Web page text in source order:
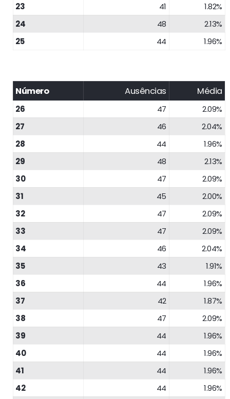
23
41
1.82%
24
48
2.13%
25
44 1.96%
Número Ausências Média
26 47
2.09%
27
46
2.04%
28
44
1.96%
29
48
2.13%
30
47
2.09%
31
45
2.00%
32
47
2.09%
33
47
2.09%
34
46
2.04%
35
43
1.91%
36
44
1.96%
37
42
1.87%
38
47
2.09%
39
44
1.96%
40
44
1.96%
41
44
1.96%
42
44
1.96%